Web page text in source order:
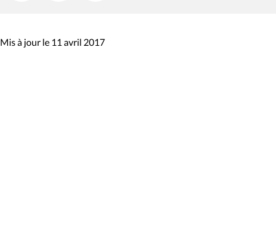
Mis à jour le 11 avril 2017